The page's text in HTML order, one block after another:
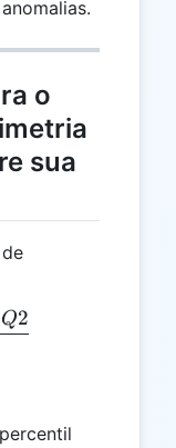
o
sua
+ Q1 -
Q2